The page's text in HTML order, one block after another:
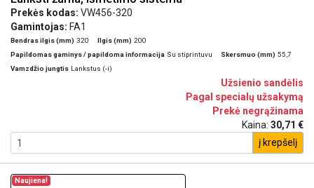
Prekės kodas: VW456-320
Gamintojas: FA1
Bendras ilgis (mm) 320 Ilgis (mm) 200
Papildomas gaminys / papildoma informacija Su stiprintuvu Skersmuo (mm) 55,7
Vamzdžio jungtis Lankstus (-i)
Užsienio sandėlis
Pagal specialų užsakymą
Prekė negrąžinama
Kaina: 30,71 €
į krepšelį
Naujiena!